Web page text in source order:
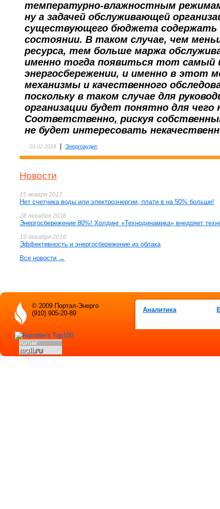
температурно-влажностным
ну а задачей обслуживающей
существующего бюджета содержать
состоянии. В таком случае, чем
ресурса, тем больше маржа
именно тогда появиться тот самый
энергосбережении, и именно в этот
механизмы и качественного
поскольку в таком случае для
организации будет понятно для чего
Соответственно, рискуя
не будет интересовать
03.02.2014 Энергоаудит
Новости
15 января 2017
Нет счетчика воды или электроэнергии, плати в на 50% больше!
28 декабря 2016
Энергосбережение 80%! Холдинг «Технодинамика» внедряет
19 декабря 2016
Эффективность и энергосбережение из облака
Все новости →
Аналитика
© 2009 Портал-Энерго
(910) 905-20-89